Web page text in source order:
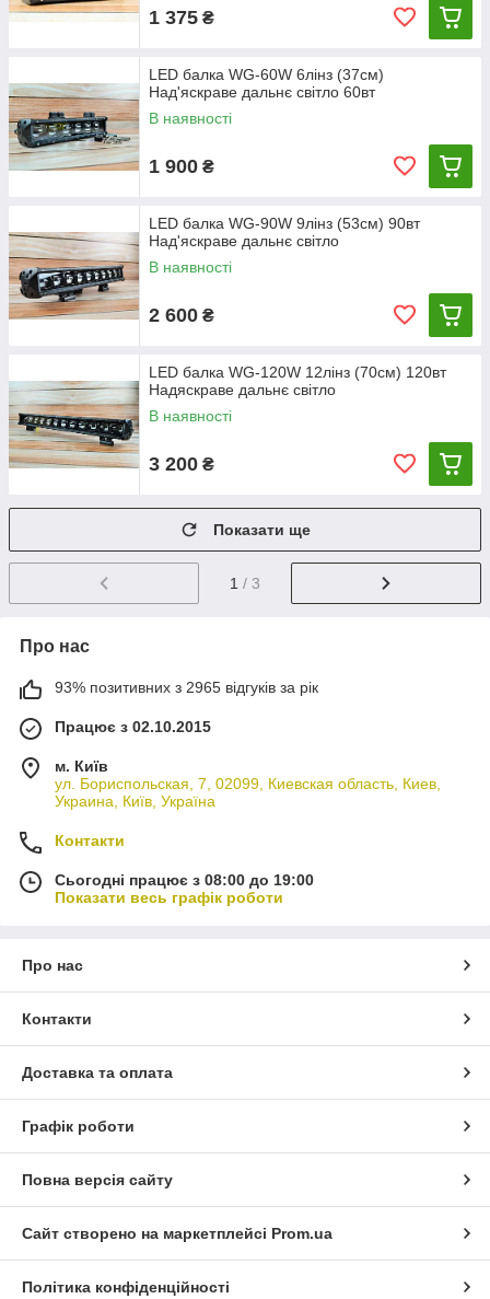
1 375 ₴
LED балка WG-60W 6лінз (37см)
Над'яскраве дальнє світло 60вт
В наявності
1 900 ₴
LED балка WG-90W 9лінз (53см) 90вт
Над'яскраве дальнє світло
В наявності
2 600 ₴
LED балка WG-120W 12лінз (70см) 120вт
Надяскраве дальнє світло
В наявності
3 200 ₴
Показати ще
1 / 3
Про нас
93% позитивних з 2965 відгуків за рік
Працює з 02.10.2015
м. Київ
ул. Бориспольская, 7, 02099, Киевская область, Киев,
Украина, Київ, Україна
Контакти
Сьогодні працює з 08:00 до 19:00
Показати весь графік роботи
Про нас
Контакти
Доставка та оплата
Графік роботи
Повна версія сайту
Сайт створено на маркетплейсі Prom.ua
Політика конфіденційності